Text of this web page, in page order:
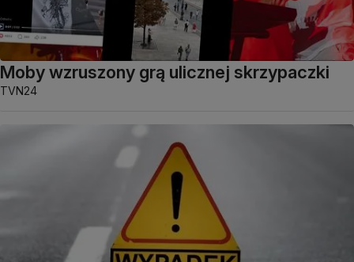
Moby wzruszony grą ulicznej skrzypaczki
TVN24